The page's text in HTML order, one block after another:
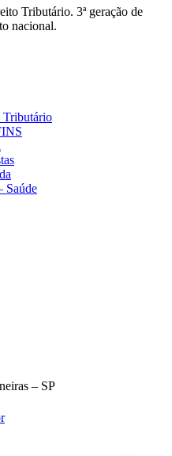
Tributário. 3ª geração de
nacional.
Tributário
Saúde
– SP